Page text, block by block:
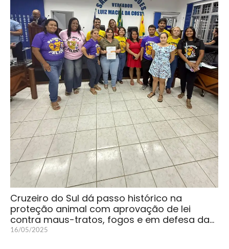
Cruzeiro do Sul dá passo histórico na
proteção animal com aprovação de lei
contra maus-tratos, fogos e em defesa da…
16/05/2025